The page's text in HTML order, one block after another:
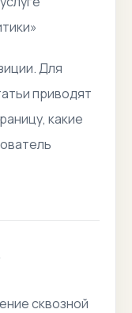
Для
приводят
какие
сквозной